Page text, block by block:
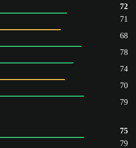
72
71
68
78
74
70
79
75
79